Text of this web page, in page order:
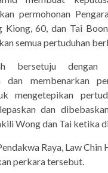
permohonan
Kiong, 60, dan Tai
semua pertuduhan
bersetuju dengan
dan membenarkan
mengetepikan
dan
Wong dan Tai ketika
Raya, Law Chin
perkara tersebut.